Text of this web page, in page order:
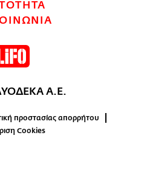
Α.Ε.
προστασίας απορρήτου
Cookies